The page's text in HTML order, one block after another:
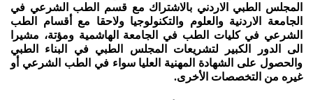
المجلس الطبي الاردني بالاشتراك مع قسم الطب الشرعي في
الجامعة الاردنية والعلوم والتكنولوجيا ولاحقا مع أقسام الطب
الشرعي في كليات الطب في الجامعة الهاشمية ومؤتة، مشيرا
الى الدور الكبير لتشريعات المجلس الطبي في البناء الطبي
والحصول على الشهادة المهنية العليا سواء في الطب الشرعي أو
غيره من التخصصات الأخرى.